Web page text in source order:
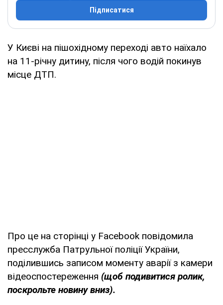
Підписатися
У Києві на пішохідному переході авто наїхало
на 11-річну дитину, після чого водій покинув
місце ДТП.
Про це на сторінці у Facebook повідомила
пресслужба Патрульної поліції України,
поділившись записом моменту аварії з камери
відеоспостереження (щоб подивитися ролик,
поскрольте новину вниз).